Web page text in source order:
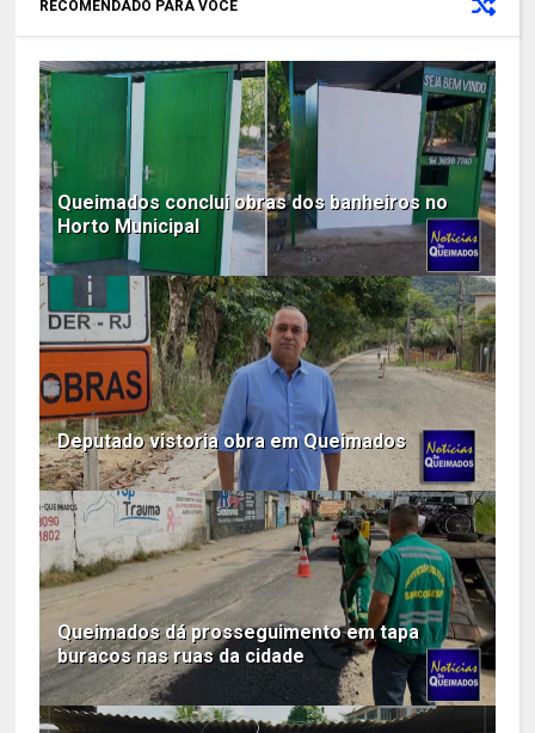
RECOMENDADO PARA VOCÊ
Queimados conclui obras dos banheiros no
Horto Municipal
Deputado vistoria obra em Queimados
Queimados dá prosseguimento em tapa
buracos nas ruas da cidade